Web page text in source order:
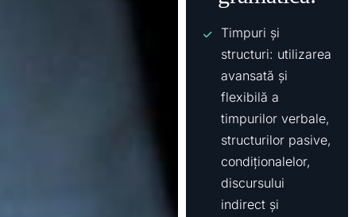
Timpuri și
structuri: utilizarea
avansată și
flexibilă a
timpurilor verbale,
structurilor pasive,
condiționalelor,
discursului
indirect și